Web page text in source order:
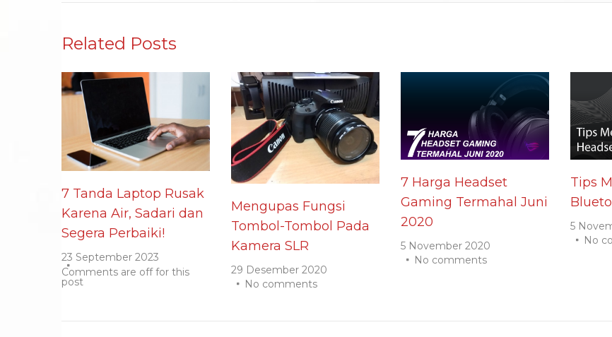
Related Posts
7 Tanda Laptop Rusak
Karena Air, Sadari dan
Segera Perbaiki!
23 September 2023
Comments are off for this
post
Mengupas Fungsi
Tombol-Tombol Pada
Kamera SLR
29 Desember 2020
No comments
7 Harga Headset
Gaming Termahal Juni
2020
5 November 2020
No comments
Tips
5
No